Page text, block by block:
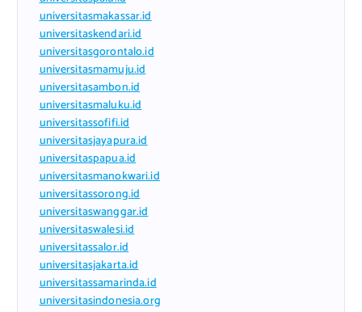
universitasmakassar.id
universitaskendari.id
universitasgorontalo.id
universitasmamuju.id
universitasambon.id
universitasmaluku.id
universitassofifi.id
universitasjayapura.id
universitaspapua.id
universitasmanokwari.id
universitassorong.id
universitaswanggar.id
universitaswalesi.id
universitassalor.id
universitasjakarta.id
universitassamarinda.id
universitasindonesia.org